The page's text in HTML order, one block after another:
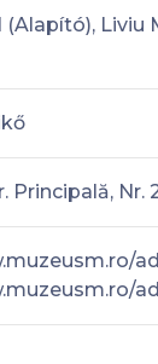
(Alapító), Liviu
Principală, Nr.